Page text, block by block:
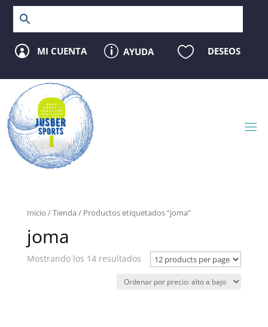
 MI CUENTA p AYUDA  DESEOS
Inicio /Tienda / Productos etiquetados “joma”
joma
Mostrando los 14 resultados